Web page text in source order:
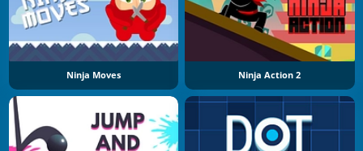
Ninja Moves Ninja Action 2